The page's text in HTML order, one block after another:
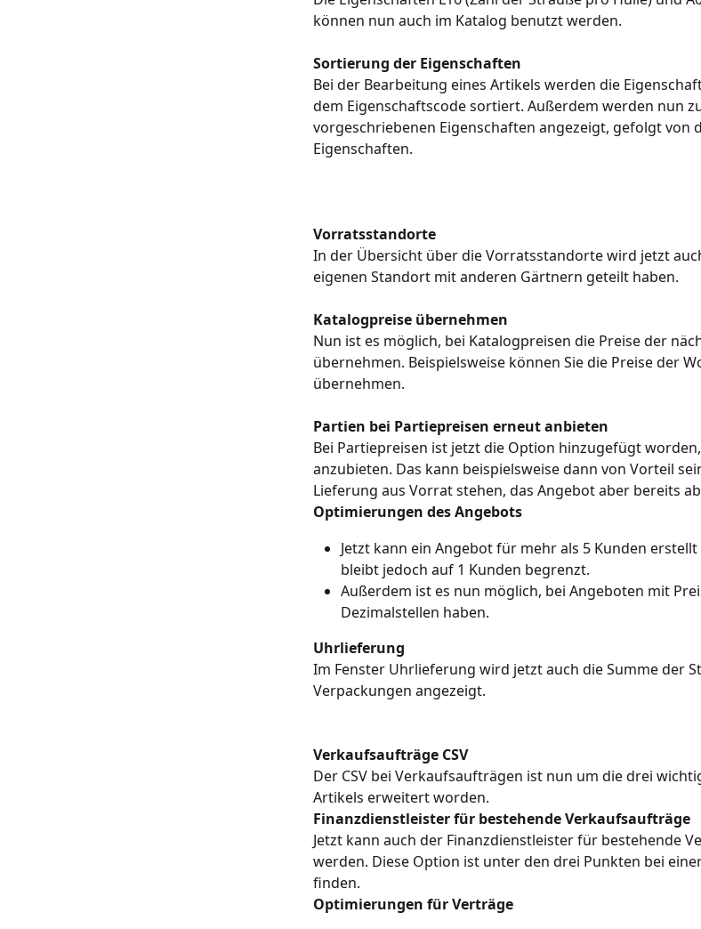
können nun auch im Katalog benutzt werden.
Sortierung der Eigenschaften
Bei der Bearbeitung eines Artikels werden die
dem Eigenschaftscode sortiert. Außerdem werden nun
vorgeschriebenen Eigenschaften angezeigt, gefolgt von
Eigenschaften.
Vorratsstandorte
In der Übersicht über die Vorratsstandorte wird jetzt
eigenen Standort mit anderen Gärtnern geteilt haben.
Katalogpreise übernehmen
Nun ist es möglich, bei Katalogpreisen die Preise der
übernehmen. Beispielsweise können Sie die Preise der
übernehmen.
Partien bei Partiepreisen erneut anbieten
Bei Partiepreisen ist jetzt die Option hinzugefügt
anzubieten. Das kann beispielsweise dann von Vorteil
Lieferung aus Vorrat stehen, das Angebot aber bereits
Optimierungen des Angebots
Jetzt kann ein Angebot für mehr als 5 Kunden
bleibt jedoch auf 1 Kunden begrenzt.
Außerdem ist es nun möglich, bei Angeboten mit
Dezimalstellen haben.
Uhrlieferung
Im Fenster Uhrlieferung wird jetzt auch die Summe der
Verpackungen angezeigt.
Verkaufsaufträge CSV
Der CSV bei Verkaufsaufträgen ist nun um die drei
Artikels erweitert worden.
Finanzdienstleister für bestehende Verkaufsaufträge
Jetzt kann auch der Finanzdienstleister für bestehende
werden. Diese Option ist unter den drei Punkten bei
finden.
Optimierungen für Verträge